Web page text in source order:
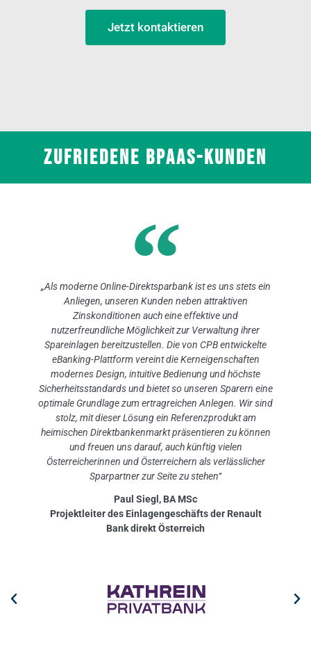
Jetzt kontaktieren
Zufriedene BPaaS-Kunden
„Als moderne Online-Direktsparbank ist es uns stets ein
Anliegen, unseren Kunden neben attraktiven
Zinskonditionen auch eine effektive und
nutzerfreundliche Möglichkeit zur Verwaltung ihrer
Spareinlagen bereitzustellen. Die von CPB entwickelte
eBanking-Plattform vereint die Kerneigenschaften
modernes Design, intuitive Bedienung und höchste
Sicherheitsstandards und bietet so unseren Sparern eine
optimale Grundlage zum ertragreichen Anlegen. Wir sind
stolz, mit dieser Lösung ein Referenzprodukt am
heimischen Direktbankenmarkt präsentieren zu können
und freuen uns darauf, auch künftig vielen
Österreicherinnen und Österreichern als verlässlicher
Sparpartner zur Seite zu stehen“
Paul Siegl, BA MSc
Projektleiter des Einlagengeschäfts der Renault
Bank direkt Österreich